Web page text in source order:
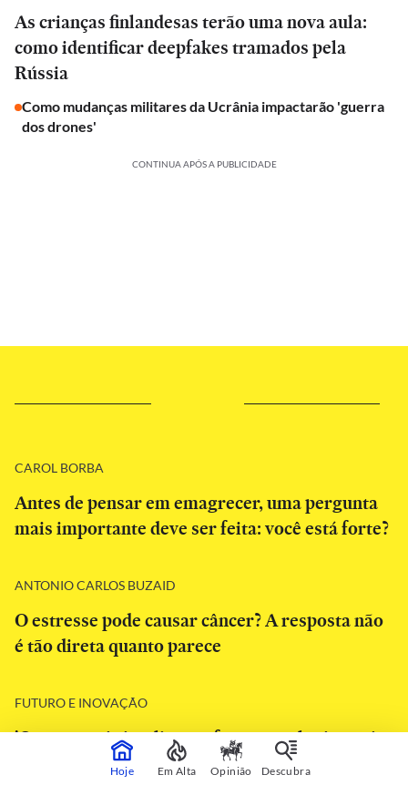
As crianças finlandesas terão uma nova aula:
como identificar deepfakes tramados pela
Rússia
Como mudanças militares da Ucrânia impactarão 'guerra
dos drones'
CONTINUA APÓS A PUBLICIDADE
CAROL BORBA
Antes de pensar em emagrecer, uma pergunta
mais importante deve ser feita: você está forte?
ANTONIO CARLOS BUZAID
O estresse pode causar câncer? A resposta não
é tão direta quanto parece
FUTURO E INOVAÇÃO
'Quanto mais inteligente for a tecnologia, mais
humano terá que ser o nosso cuidado'
Hoje Em Alta Opinião Descubra